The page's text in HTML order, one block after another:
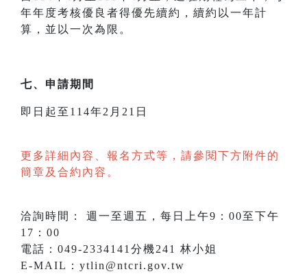
年年度考核優良者得優先續約，續約以一年計
算，並以一次為限。
七、申請期間
即日起至114年2月21日
更多詳細內容、報名方式等，請參閱下方附件的
簡章及合約內容。
洽詢時間： 週一至週五，每日上午9：00至下午
17：00
電話：049-2334141分機241 林小姐
E-MAIL：ytlin@ntcri.gov.tw